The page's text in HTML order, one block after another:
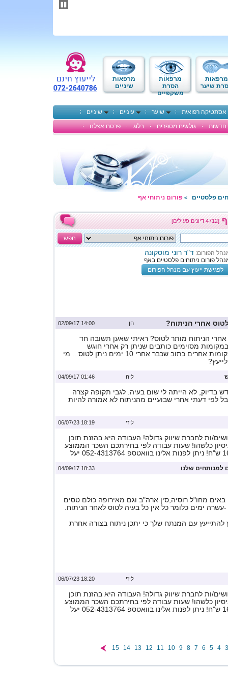
מרפאות
שיער
מרפאות
הסרת
משקפיים
מרפאות
שיניים
אסתטיקה רפואית שיער עיניים
שיניים
חדשות
גולשים מספרים בלוג פרסם אצלנו
פלסטיים > פורום ניתוחי אף
[4712 דיונים פעילים]
חפש
הפורום: ד"ר רוני מוסקונה
פורום ניתוחים פלסטיים באף
לפגישת ייעוץ עם מנהל הפורום
14:00 02/09/17 חן אחרי הניתוח?
הניתוח מותר לטוס? ראיתי שאען תשובה חד
מסוימים כותבים שניתן רק אחרי חוגש
וחצי-חודשיים.. במקומות אחרים כתוב שכבר אחרי 10 ימים ניתן לטוס... מי
01:46 04/09/17 ליה
בדיוק, לא הייתה לי שום בעיה. לגבי תקופה קצרה
לפי דעתי אחרי שבועיים מהניתוח לא אמורה להיות
18:19 06/07/23 ליזי
ות לחברת שיווק גדולה! העבודה היא בהזנת תוכן
כלשהו! שעות עבודה לפי בחירתכם השכר הממוצע
18:33 04/09/17 למנותחים שלנו
באים מחו"ל רוסיה,סין ארה"ב וגם מאירופה כולם טסים
ימים כלומר כל אין כל בעיה לטוס לאחר הניתוח.
עם המנתח שלך כי יתכן ניתוח בצורה אחרת
18:20 06/07/23 ליזי
ות לחברת שיווק גדולה! העבודה היא בהזנת תוכן
כלשהו! שעות עבודה לפי בחירתכם השכר הממוצע
3
4
5
6
7
8
9
10
11
12
13
14
15